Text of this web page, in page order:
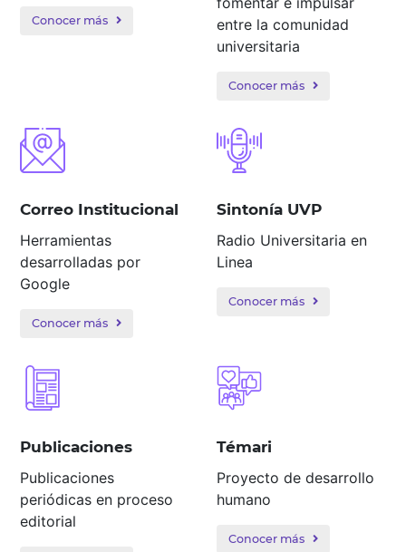
Conocer más
entre la comunidad
universitaria
Conocer más
Correo Institucional
Herramientas
desarrolladas por
Google
Conocer más
Sintonía UVP
Radio Universitaria en
Linea
Conocer más
Publicaciones
Publicaciones
periódicas en proceso
editorial
Témari
Proyecto de desarrollo
humano
Conocer más